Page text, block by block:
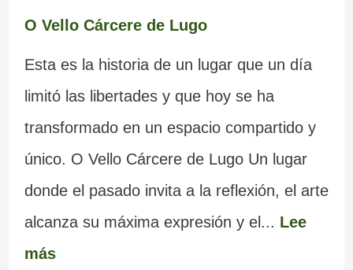
O Vello Cárcere de Lugo
Esta es la historia de un lugar que un día
limitó las libertades y que hoy se ha
transformado en un espacio compartido y
único. O Vello Cárcere de Lugo Un lugar
donde el pasado invita a la reflexión, el arte
alcanza su máxima expresión y el... Lee
más